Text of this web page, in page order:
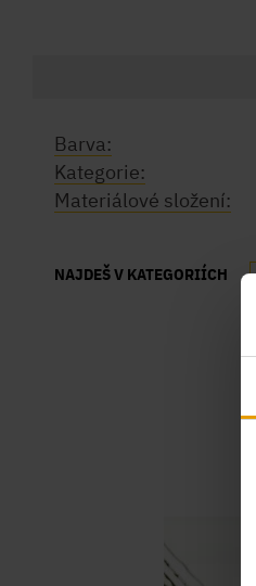
Barva:
Kategorie:
Materiálové složení:
NAJDEŠ V KATEGORIÍCH